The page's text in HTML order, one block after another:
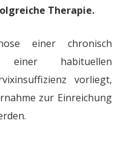
Therapie.
einer chronisch
einer habituellen
vorliegt,
zur Einreichung